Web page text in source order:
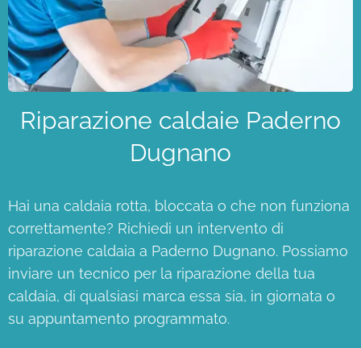
Riparazione caldaie Paderno
Dugnano
Hai una caldaia rotta, bloccata o che non funziona
correttamente? Richiedi un intervento di
riparazione caldaia a Paderno Dugnano. Possiamo
inviare un tecnico per la riparazione della tua
caldaia, di qualsiasi marca essa sia, in giornata o
su appuntamento programmato.